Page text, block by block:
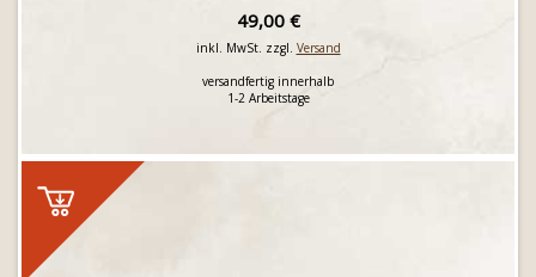
49,00 €
inkl. MwSt. zzgl. Versand
versandfertig innerhalb
1-2 Arbeitstage